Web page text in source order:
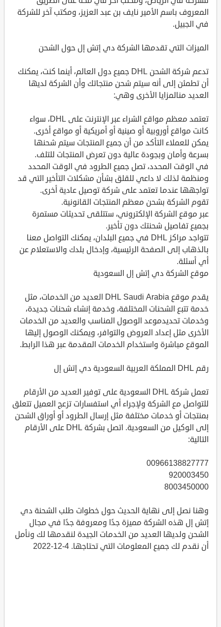
المعروف باسم الأمير نايف بن عبد العزيز، ومكتب آخر للشركة
في الجبيل.
الميزات التي تقدمها الشركة دي إتش إل حول الشحن
تدعم شركة الشحن DHL جميع دول العالم، أينما كنت، يمكنك
أن تطمئن إلى أنه سيتم شحن منتجاتك وأن الشركة لديها
العديد منالمزايا الأخرى وهي:
تعتمد معظم مواقع الشراء عبر الإنترنت على DHL، سواء
كانت مواقع أوروبية أو صينية أو أمريكية أو مواقع أخرى.
يمكن للعملاء التأكد من أن جميع المنتجات سيتم شحنها
بسرعة وأمان وبجودة عالية دون تعرض المنتجات للتلف.
في الوقت المحدد، تصل جميع الطرود في الوقت المحدد
ومنظمة لذلك لا داعي للقلق بشأن مشكلات التأخير التي قد
تواجهها عندما تعتمد على شركة توصيل عادية أخرى.
تقوم الشركة بشحن معظم المنتجات القانونية.
عبر موقع الشركة الإلكتروني، ستتلقى تحديثات مستمرة
بجميع تفاصيل شحنتك دون تأخير.
تتواجد مراكز DHL في جميع البلدان، يمكنك التواصل معنا
بالذهاب إلى الصفحة الرئيسية، وإدخال بلدك والاستعلام عن
أي أسئلة.
موقع الشركة دي إتش إل السعودية
يقدم موقع DHL Saudi Arabia العديد من الخدمات، مثل
خدمة تتبع الشحنات المختلفة، وخدمة إنشاء شحنات جديدة،
وخدمات تحديدموعد الوصول المناسب والعديد من الخدمات
الأخرى مثل إعداد العروض والتوافر، ويمكنك الوصول إليها
الموقع مباشرة واستخدام الخدمات المقدمة عبر هذا الرابط.
رقم DHL المملكة العربية السعودية دي إتش إل
تعمل شركة DHL السعودية على توفير العديد من الأرقام
للتواصل مع الشركة ولإجراء أي استفسارات تزعج العميل تتعلق
بمنتجات أو خدمات مختلفة مثل إرسال الطرود أو أوراق الشحن
إلى الوكيل من السعودية. اتصل بشركة DHL على الأرقام
التالية:
00966138827777
920003450
8003450000
وهنا نصل إلى نهاية الحديث حول خطوات طلب الشحنة دي
إتش إل هذه الشركة مميزة جدًا ومعروفة جدًا في مجال
الشحن ولديها العديد من الخدمات الجيدة لنقدمها لك ونأمل
أن نقدم لك جميع المعلومات التي تحتاجها. 4-12-2022